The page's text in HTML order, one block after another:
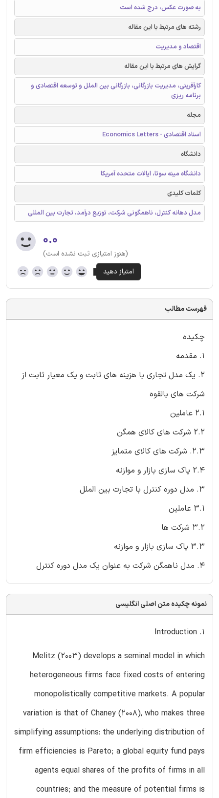
به صورت عکس، درج شده است
رشته های مرتبط با این مقاله
اقتصاد و مدیریت
گرایش های مرتبط با این مقاله
کارآفرینی، مدیریت بازرگانی، بازرگانی بین الملل و توسعه اقتصادی و
برنامه ریزی
مجله
اسناد اقتصادی - Economics Letters
دانشگاه
دانشگاه مینه سوتا، ایالات متحده آمریکا
کلمات کلیدی
مدل دهانه کنترل، ناهمگونی شرکت، توزیع درآمد، تجارت بین المللی
۰.۰
(هنوز امتیازی ثبت نشده است)
فهرست مطالب
چکیده
1. مقدمه
2. یک مدل تجاری با هزینه های ثابت و یک معیار ثابت از
شرکت های بالقوه
2.1 عاملین
2.2 شرکت های کالای همگن
2.3. شرکت های کالای متمایز
2.4 پاک سازی بازار و موازنه
3. مدل دوره کنترل با تجارت بین الملل
3.1 عاملین
3.2 شرکت ها
3.3 پاک سازی بازار و موازنه
4. مدل ناهمگن شرکت به عنوان یک مدل دوره کنترل
نمونه چکیده متن اصلی انگلیسی
1. Introduction
Melitz (2003) develops a seminal model in which
heterogeneous firms face fixed costs of entering
monopolistically competitive markets. A popular
variation is that of Chaney (2008), who makes three
simplifying assumptions: the underlying distribution of
firm efficiencies is Pareto; a global equity fund pays
agents equal shares of the profits of firms in all
countries; and the measure of potential firms is